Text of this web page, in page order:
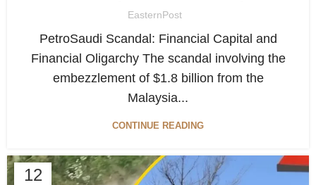
EasternPost
PetroSaudi Scandal: Financial Capital and
Financial Oligarchy The scandal involving the
embezzlement of $1.8 billion from the
Malaysia...
CONTINUE READING
12